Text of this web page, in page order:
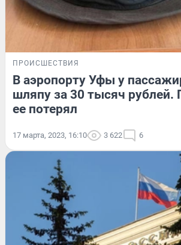
ПРОИСШЕСТВИЯ
В аэропорту Уфы у
шляпу за 30 тысяч рублей.
ее потерял
17 марта, 2023, 16:10 3 622 6